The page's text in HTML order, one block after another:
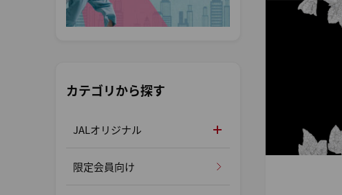
カテゴリから探す
JALオリジナル
限定会員向け